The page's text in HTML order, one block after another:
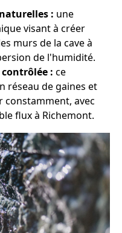
: une
visant à créer
murs de la cave à
de l'humidité.
: ce
réseau de gaines et
constamment, avec
flux à Richemont.